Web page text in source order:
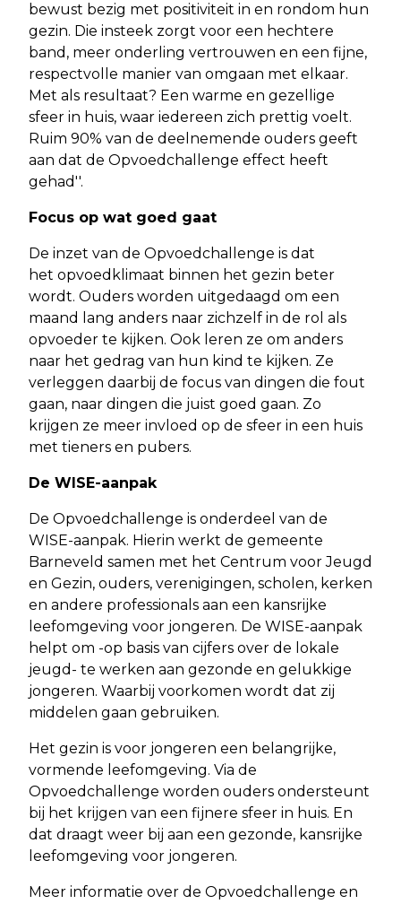
bewust bezig met positiviteit in en rondom hun
gezin. Die insteek zorgt voor een hechtere
band, meer onderling vertrouwen en een fijne,
respectvolle manier van omgaan met elkaar.
Met als resultaat? Een warme en gezellige
sfeer in huis, waar iedereen zich prettig voelt.
Ruim 90% van de deelnemende ouders geeft
aan dat de Opvoedchallenge effect heeft
gehad''.
Focus op wat goed gaat
De inzet van de Opvoedchallenge is dat
het opvoedklimaat binnen het gezin beter
wordt. Ouders worden uitgedaagd om een
maand lang anders naar zichzelf in de rol als
opvoeder te kijken. Ook leren ze om anders
naar het gedrag van hun kind te kijken. Ze
verleggen daarbij de focus van dingen die fout
gaan, naar dingen die juist goed gaan. Zo
krijgen ze meer invloed op de sfeer in een huis
met tieners en pubers.
De WISE-aanpak
De Opvoedchallenge is onderdeel van de
WISE-aanpak. Hierin werkt de gemeente
Barneveld samen met het Centrum voor Jeugd
en Gezin, ouders, verenigingen, scholen, kerken
en andere professionals aan een kansrijke
leefomgeving voor jongeren. De WISE-aanpak
helpt om -op basis van cijfers over de lokale
jeugd- te werken aan gezonde en gelukkige
jongeren. Waarbij voorkomen wordt dat zij
middelen gaan gebruiken.
Het gezin is voor jongeren een belangrijke,
vormende leefomgeving. Via de
Opvoedchallenge worden ouders ondersteunt
bij het krijgen van een fijnere sfeer in huis. En
dat draagt weer bij aan een gezonde, kansrijke
leefomgeving voor jongeren.
Meer informatie over de Opvoedchallenge en